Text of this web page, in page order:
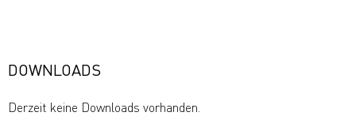
DOWNLOADS
Derzeit keine Downloads vorhanden.